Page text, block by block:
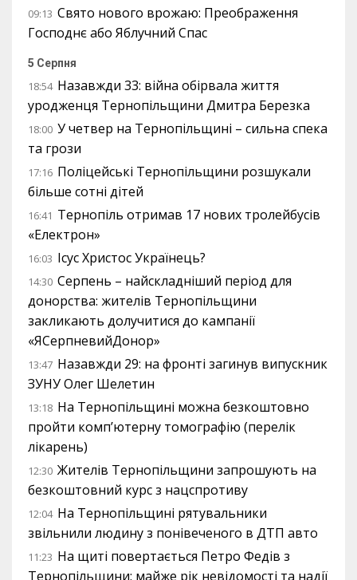
09:13 Свято нового врожаю: Преображення
Господнє або Яблучний Спас
5 Серпня
18:54 Назавжди 33: війна обірвала життя
уродженця Тернопільщини Дмитра Березка
18:00 У четвер на Тернопільщині – сильна спека
та грози
17:16 Поліцейські Тернопільщини розшукали
більше сотні дітей
16:41 Тернопіль отримав 17 нових тролейбусів
«Електрон»
16:03 Ісус Христос Українець?
14:30 Серпень – найскладніший період для
донорства: жителів Тернопільщини
закликають долучитися до кампанії
«ЯСерпневийДонор»
13:47 Назавжди 29: на фронті загинув випускник
ЗУНУ Олег Шелетин
13:18 На Тернопільщині можна безкоштовно
пройти комп’ютерну томографію (перелік
лікарень)
12:30 Жителів Тернопільщини запрошують на
безкоштовний курс з нацспротиву
12:04 На Тернопільщині рятувальники
звільнили людину з понівеченого в ДТП авто
11:23 На щиті повертається Петро Федів з
Тернопільщини: майже рік невідомості та надії